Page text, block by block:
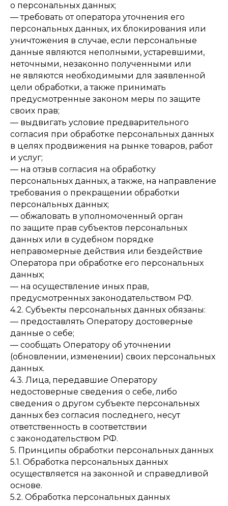
о персональных данных;
— требовать от оператора уточнения его
персональных данных, их блокирования или
уничтожения в случае, если персональные
данные являются неполными, устаревшими,
неточными, незаконно полученными или
не являются необходимыми для заявленной
цели обработки, а также принимать
предусмотренные законом меры по защите
своих прав;
— выдвигать условие предварительного
согласия при обработке персональных данных
в целях продвижения на рынке товаров, работ
и услуг;
— на отзыв согласия на обработку
персональных данных, а также, на направление
требования о прекращении обработки
персональных данных;
— обжаловать в уполномоченный орган
по защите прав субъектов персональных
данных или в судебном порядке
неправомерные действия или бездействие
Оператора при обработке его персональных
данных;
— на осуществление иных прав,
предусмотренных законодательством РФ.
4.2. Субъекты персональных данных обязаны:
— предоставлять Оператору достоверные
данные о себе;
— сообщать Оператору об уточнении
(обновлении, изменении) своих персональных
данных.
4.3. Лица, передавшие Оператору
недостоверные сведения о себе, либо
сведения о другом субъекте персональных
данных без согласия последнего, несут
ответственность в соответствии
с законодательством РФ.
5. Принципы обработки персональных данных
5.1. Обработка персональных данных
осуществляется на законной и справедливой
основе.
5.2. Обработка персональных данных